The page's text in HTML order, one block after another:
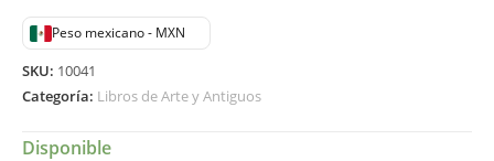
Peso mexicano - MXN
SKU: 10041
Categoría: Libros de Arte y Antiguos
Disponible